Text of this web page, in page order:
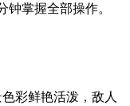
掌握全部操作。
彩鲜艳活泼，敌人